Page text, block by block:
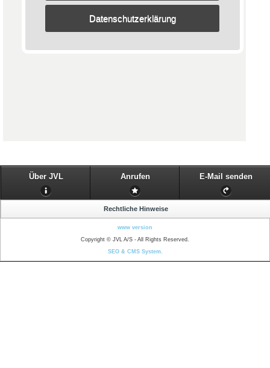
Datenschutzerklärung
Über JVL Anrufen E-Mail senden
Rechtliche Hinweise
www version
Copyright © JVL A/S - All Rights Reserved.
SEO & CMS System.